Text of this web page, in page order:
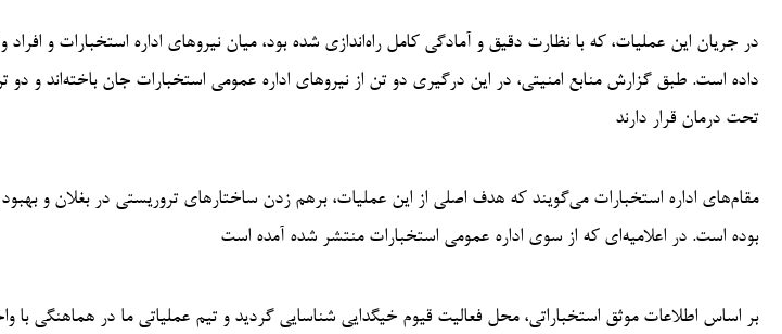
در جریان این عملیات، که با نظارت دقیق و آمادگی کامل راه‌اندازی شده بود، میان نیروهای اداره استخبارات و
داده است. طبق گزارش منابع امنیتی، در این درگیری دو تن از نیروهای اداره عمومی استخبارات جان باخته‌اند و
تحت درمان قرار دارند
مقام‌های اداره استخبارات می‌گویند که هدف اصلی از این عملیات، برهم زدن ساختارهای تروریستی در بغلان و
بوده است. در اعلامیه‌ای که از سوی اداره عمومی استخبارات منتشر شده آمده است
بر اساس اطلاعات موثق استخباراتی، محل فعالیت قیوم خیگدایی شناسایی گردید و تیم عملیاتی ما در هماهنگی با